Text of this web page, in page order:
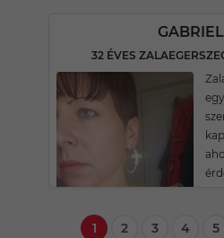
32 ÉVES
1 2 3 4 5